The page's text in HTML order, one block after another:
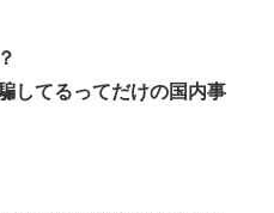
してるってだけの国内事